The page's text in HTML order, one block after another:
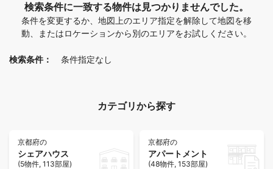
検索条件に一致する物件は見つかりませんでした。
条件を変更するか、地図上のエリア指定を解除して地図を移
動、またはロケーションから別のエリアをお試しください。
検索条件： 条件指定なし
カテゴリから探す
京都府の
シェアハウス
(5物件, 113部屋)
京都府の
アパートメント
(48物件, 153部屋)